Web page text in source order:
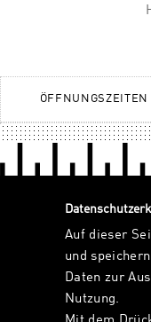
ÖFFNUNGSZEITEN
Auf dieser
und
Daten zur
Nutzung.